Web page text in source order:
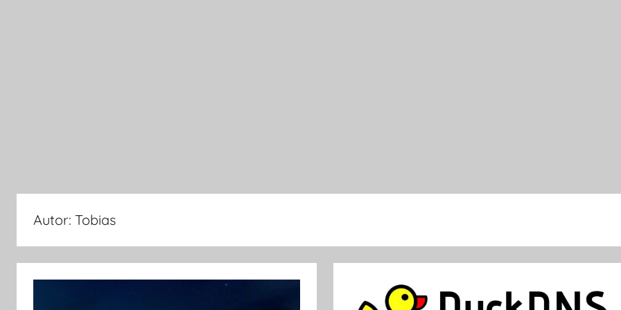
Autor: Tobias